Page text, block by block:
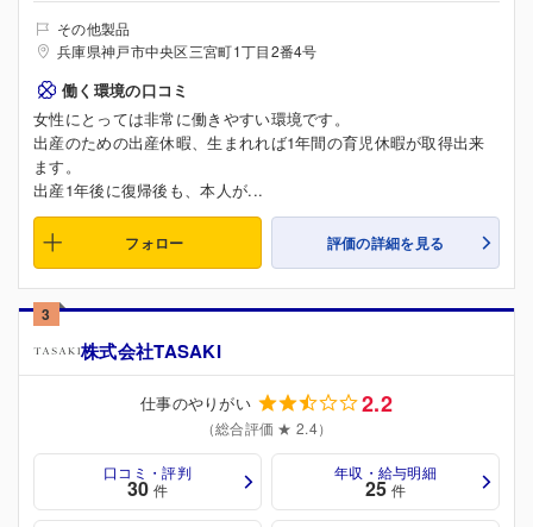
その他製品
兵庫県神戸市中央区三宮町1丁目2番4号
働く環境の口コミ
女性にとっては非常に働きやすい環境です。
出産のための出産休暇、生まれれば1年間の育児休暇が取得出来
ます。
出産1年後に復帰後も、本人が...
フォロー 評価の詳細を見る
3
株式会社TASAKI
仕事のやりがい 2.2
（総合評価 ★ 2.4）
口コミ・評判
30 件
年収・給与明細
25 件